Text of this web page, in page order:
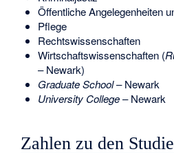
Öffentliche Angelegenheiten
Pflege
Rechtswissenschaften
Wirtschaftswissenschaften (
– Newark)
Graduate School– Newark
University College– Newark
Zahlen zu den